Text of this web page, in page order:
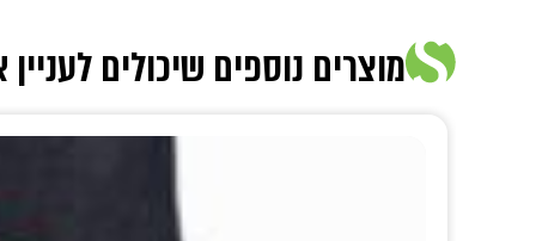
מוצרים נוספים שיכולים